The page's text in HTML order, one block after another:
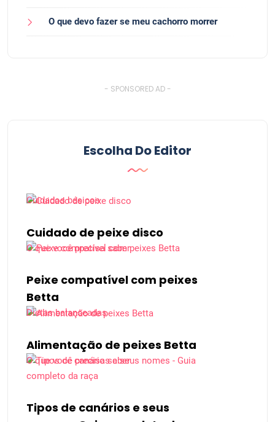
O que devo fazer se meu cachorro morrer
- SPONSORED AD -
Escolha Do Editor
Cuidados básicos
Cuidado de peixe disco
O que você precisa saber
Peixe compatível com peixes
Betta
Dietas balanceadas
Alimentação de peixes Betta
O que você precisa saber
Tipos de canários e seus